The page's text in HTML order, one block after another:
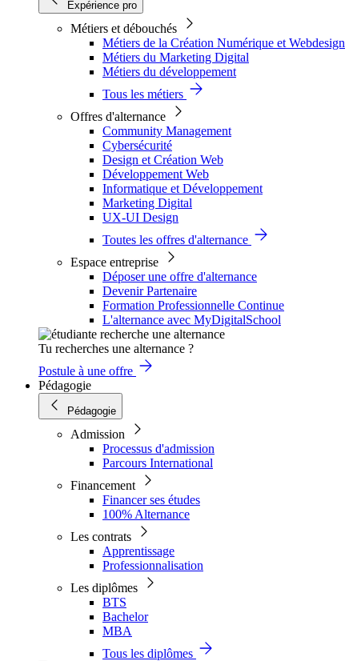
Expérience pro
Métiers et débouchés
Métiers de la Création Numérique et Webdesign
Métiers du Marketing Digital
Métiers du développement
Tous les métiers
Offres d'alternance
Community Management
Cybersécurité
Design et Création Web
Développement Web
Informatique et Développement
Marketing Digital
UX-UI Design
Toutes les offres d'alternance
Espace entreprise
Déposer une offre d'alternance
Devenir Partenaire
Formation Professionnelle Continue
L'alternance avec MyDigitalSchool
Tu recherches une alternance ?
Postule à une offre
Pédagogie
Pédagogie
Admission
Processus d'admission
Parcours International
Financement
Financer ses études
100% Alternance
Les contrats
Apprentissage
Professionnalisation
Les diplômes
BTS
Bachelor
MBA
Tous les diplômes